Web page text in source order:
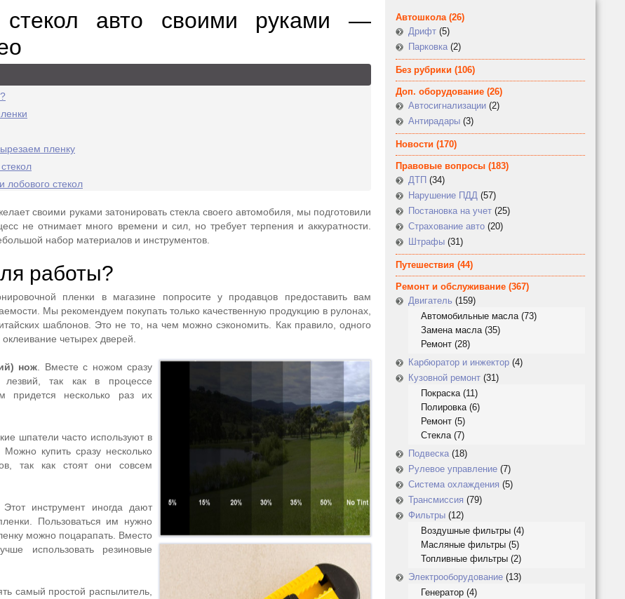
стекол авто своими руками —
пленку
лобового стекол
своими руками затонировать стекла своего автомобиля, мы подготовили
не отнимает много времени и сил, но требует терпения и аккуратности.
набор материалов и инструментов.
работы?
пленки в магазине попросите у продавцов предоставить вам
Мы рекомендуем покупать только качественную продукцию в рулонах,
шаблонов. Это не то, на чем можно сэкономить. Как правило, одного
четырех дверей.
нож . Вместе с ножом сразу
так как в процессе
придется несколько раз их
шпатели часто используют в
купить сразу несколько
так как стоят они совсем
. Этот инструмент иногда дают
Пользоваться им нужно
можно поцарапать. Вместо
использовать резиновые
самый простой распылитель,
Автошкола(26)
Дрифт (5)
Парковка (2)
Без рубрики (106)
Доп. оборудование (26)
Автосигнализации (2)
Антирадары (3)
Новости (170)
Правовые вопросы (183)
ДТП (34)
Нарушение ПДД (57)
Постановка на учет (25)
Страхование авто (20)
Штрафы (31)
Путешествия (44)
Ремонт и обслуживание (367)
Двигатель (159)
Автомобильные масла(73)
Замена масла(35)
Ремонт (28)
Карбюратор и инжектор (4)
Кузовной ремонт (31)
Покраска(11)
Полировка(6)
Ремонт (5)
Стекла(7)
Подвеска (18)
Рулевое управление (7)
Система охлаждения (5)
Трансмиссия (79)
Фильтры (12)
Воздушные фильтры (4)
Масляные фильтры (5)
Топливные фильтры (2)
Электрооборудование (13)
Генератор (4)